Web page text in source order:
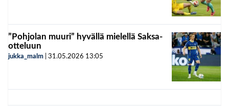
”Pohjolan muuri” hyvällä mielellä Saksa-
otteluun
jukka_malm 31.05.2026 13:05